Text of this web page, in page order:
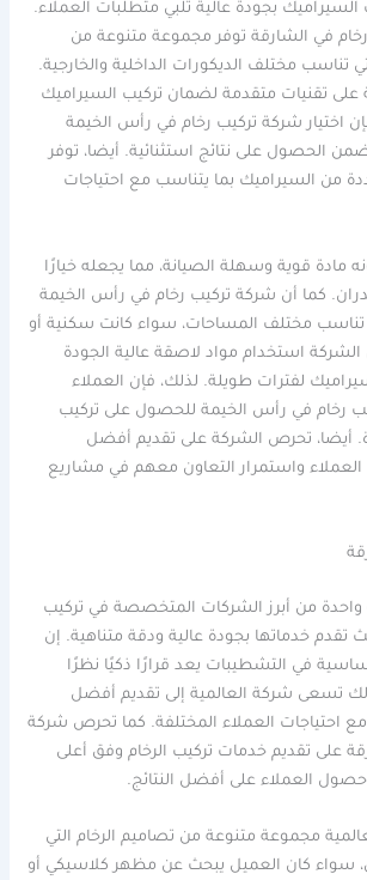
بجودة عالية تلبي متطلبات العملاء.
في الشارقة توفر مجموعة متنوعة من
تناسب مختلف الديكورات الداخلية والخارجية.
على تقنيات متقدمة لضمان تركيب السيراميك
اختيار شركة تركيب رخام في رأس الخيمة
الحصول على نتائج استثنائية. أيضا، توفر
من السيراميك بما يتناسب مع احتياجات
مادة قوية وسهلة الصيانة، مما يجعله خيارًا
كما أن شركة تركيب رخام في رأس الخيمة
مختلف المساحات، سواء كانت سكنية أو
استخدام مواد لاصقة عالية الجودة
لفترات طويلة. لذلك، فإن العملاء
رخام في رأس الخيمة للحصول على تركيب
أيضا، تحرص الشركة على تقديم أفضل
واستمرار التعاون معهم في مشاريع
واحدة من أبرز الشركات المتخصصة في تركيب
تقدم خدماتها بجودة عالية ودقة متناهية. إن
أساسية في التشطيبات يعد قرارًا ذكيًا نظرًا
تسعى شركة العالمية إلى تقديم أفضل
مع احتياجات العملاء المختلفة. كما تحرص شركة
على تقديم خدمات تركيب الرخام وفق أعلى
حصول العملاء على أفضل النتائج.
مجموعة متنوعة من تصاميم الرخام التي
سواء كان العميل يبحث عن مظهر كلاسيكي أو